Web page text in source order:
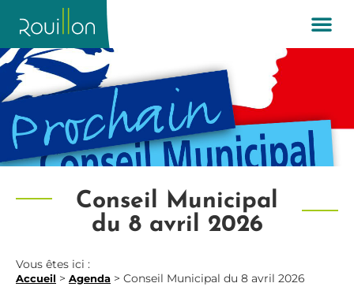
Conseil Municipal
du 8 avril 2026
Vous êtes ici :
Accueil > Agenda > Conseil Municipal du 8 avril 2026